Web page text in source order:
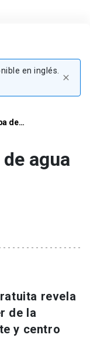
en inglés.
close
de…
agua
revela
de la
y centro